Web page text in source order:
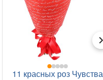
11 красных роз Чувства